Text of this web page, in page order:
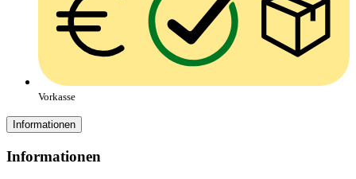
Vorkasse
Informationen
Informationen